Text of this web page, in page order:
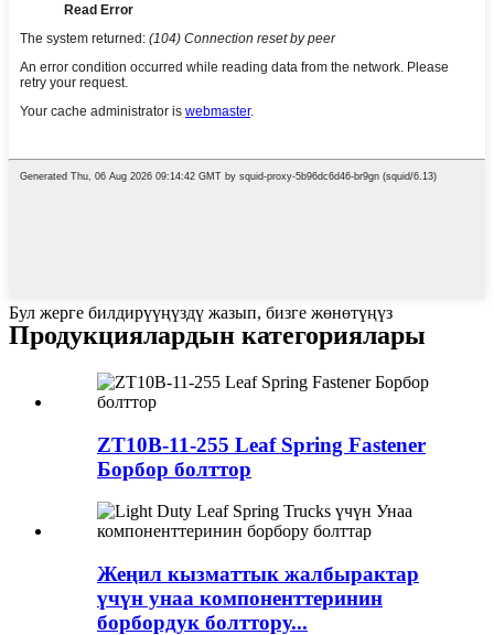
Бул жерге билдирүүңүздү жазып, бизге жөнөтүңүз
Продукциялардын категориялары
ZT10B-11-255 Leaf Spring Fastener
Борбор болттор
Жеңил кызматтык жалбырактар
үчүн унаа компоненттеринин
борбордук болттору...